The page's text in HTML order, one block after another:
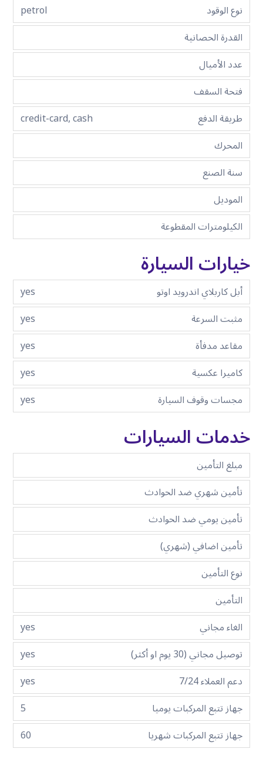
نوع الوقود
petrol
القدرة الحصانية
عدد الأميال
فتحة السقف
طريقة الدفع
credit-card, cash
المحرك
سنة الصنع
الموديل
الكيلومترات المقطوعة
خيارات السيارة
أبل كاربلاي اندرويد اوتو
yes
مثبت السرعة
yes
مقاعد مدفأة
yes
كاميرا عكسية
yes
مجسات وقوف السيارة
yes
خدمات السيارات
مبلغ التأمين
تأمين شهري ضد الحوادث
تأمين يومي ضد الحوادث
تأمين اضافي (شهري)
نوع التأمين
التأمين
الغاء مجاني
yes
توصيل مجاني (30 يوم او أكثر)
yes
دعم العملاء 7/24
yes
جهاز تتبع المركبات يوميا
5
جهاز تتبع المركبات شهريا
60